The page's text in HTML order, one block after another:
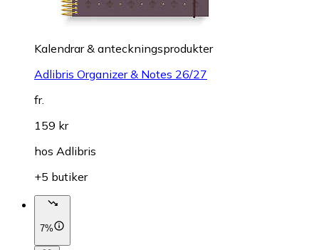
Kalendrar & anteckningsprodukter
Adlibris Organizer & Notes 26/27
fr.
159 kr
hos Adlibris
+5 butiker
7%